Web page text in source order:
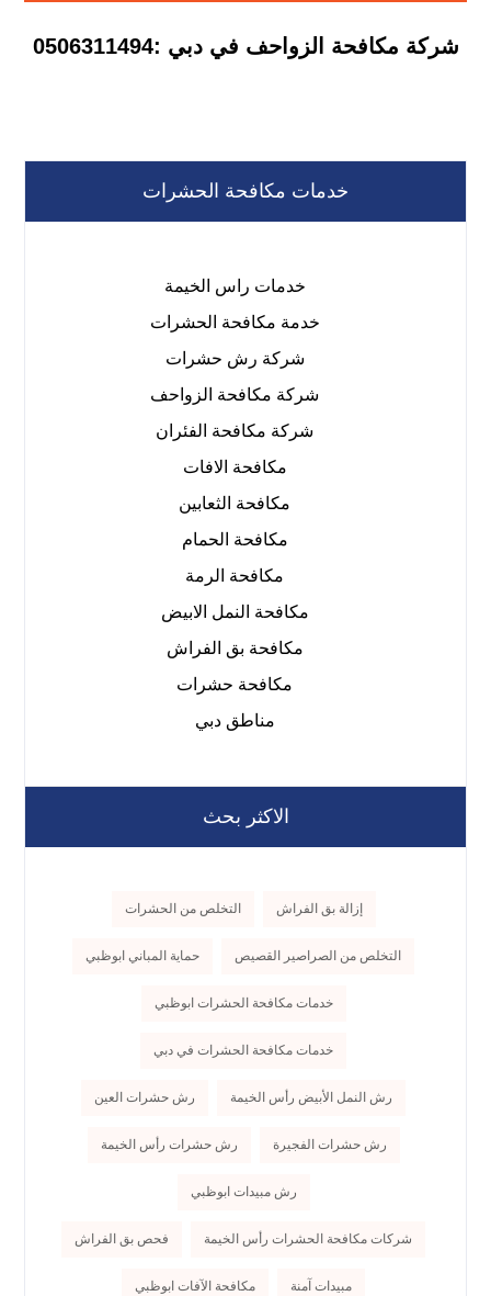
شركة مكافحة الزواحف في دبي :0506311494
خدمات مكافحة الحشرات
خدمات راس الخيمة
خدمة مكافحة الحشرات
شركة رش حشرات
شركة مكافحة الزواحف
شركة مكافحة الفئران
مكافحة الافات
مكافحة الثعابين
مكافحة الحمام
مكافحة الرمة
مكافحة النمل الابيض
مكافحة بق الفراش
مكافحة حشرات
مناطق دبي
الاكثر بحث
إزالة بق الفراش التخلص من الحشرات
التخلص من الصراصير القصيص حماية المباني ابوظبي
خدمات مكافحة الحشرات ابوظبي
خدمات مكافحة الحشرات في دبي
رش النمل الأبيض رأس الخيمة رش حشرات العين
رش حشرات الفجيرة رش حشرات رأس الخيمة
رش مبيدات ابوظبي
شركات مكافحة الحشرات رأس الخيمة فحص بق الفراش
مبيدات آمنة مكافحة الآفات ابوظبي